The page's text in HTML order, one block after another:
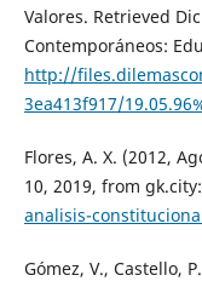
Valores. Retrieved
Contemporáneos:
http://
3ea413f917/
Flores, A. X. (2012,
10, 2019, from gk.city:
analisis-
Gómez, V., Castello,